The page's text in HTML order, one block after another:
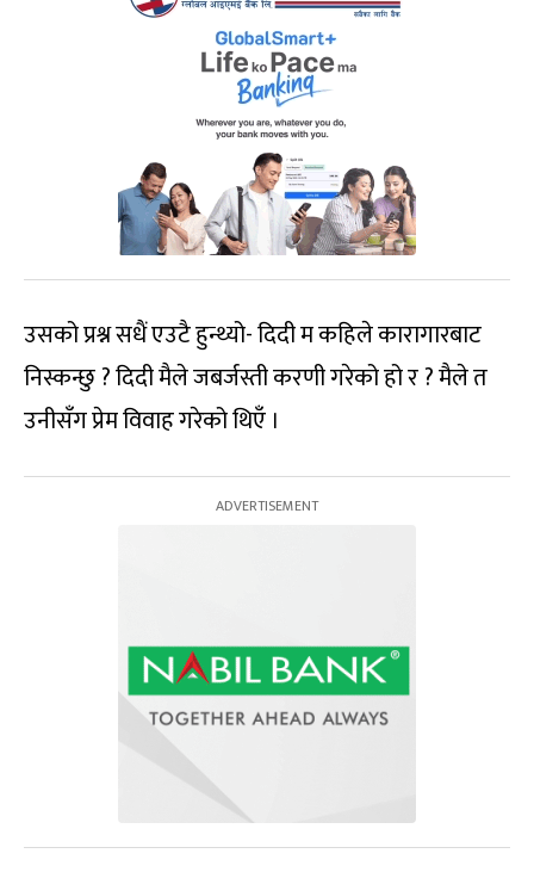
उसको प्रश्न सधैं एउटै हुन्थ्यो- दिदी म कहिले कारागारबाट
निस्कन्छु ? दिदी मैले जबर्जस्ती करणी गरेको हो र ? मैले त
उनीसँग प्रेम विवाह गरेको थिएँ ।